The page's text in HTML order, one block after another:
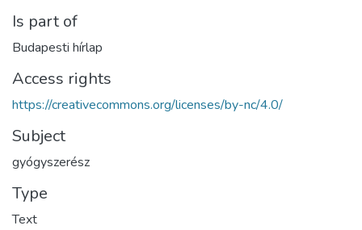
Is part of
Budapesti hírlap
Access rights
https://creativecommons.org/licenses/by-nc/4.0/
Subject
gyógyszerész
Type
Text